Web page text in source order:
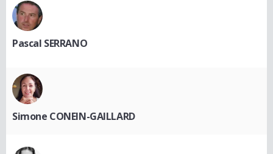
Pascal SERRANO
Simone CONEIN-GAILLARD